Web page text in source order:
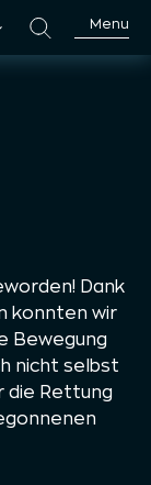
Menu
Dank
konnten wir
Bewegung
nicht selbst
die Rettung